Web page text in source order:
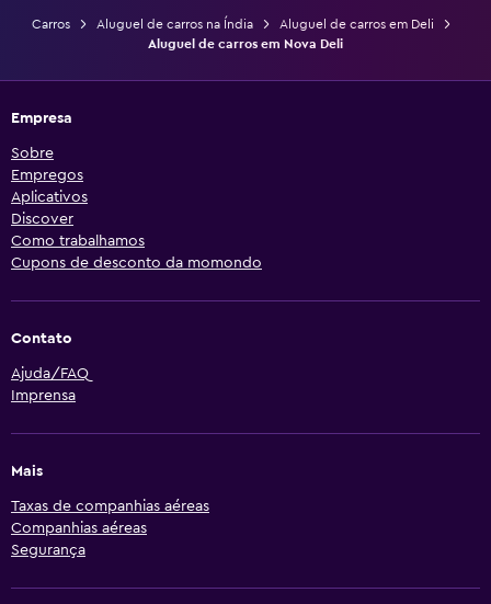
Carros Aluguel de carros na Índia
Aluguel de carros em Deli
Aluguel de carros em Nova Deli
Empresa
Sobre
Empregos
Aplicativos
Discover
Como trabalhamos
Cupons de desconto da momondo
Contato
Ajuda/FAQ
Imprensa
Mais
Taxas de companhias aéreas
Companhias aéreas
Segurança